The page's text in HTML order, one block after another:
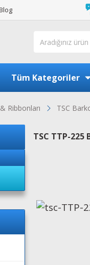
Tüm Kategoriler
Ribbonları TSC
TSC TTP-